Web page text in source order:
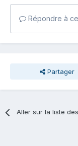
Répondre à
Partager
Aller sur la liste